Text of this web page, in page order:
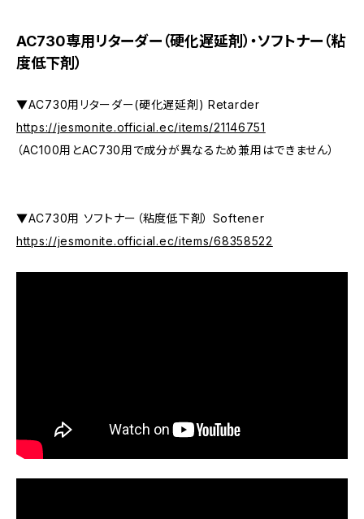
AC730専用リターダー（硬化遅延剤）・ソフトナー（粘
度低下剤）
▼AC730用リターダー(硬化遅延剤) Retarder
https://jesmonite.official.ec/items/21146751
（AC100用とAC730用で成分が異なるため兼用はできません）
▼AC730用 ソフトナー（粘度低下剤） Softener
https://jesmonite.official.ec/items/68358522